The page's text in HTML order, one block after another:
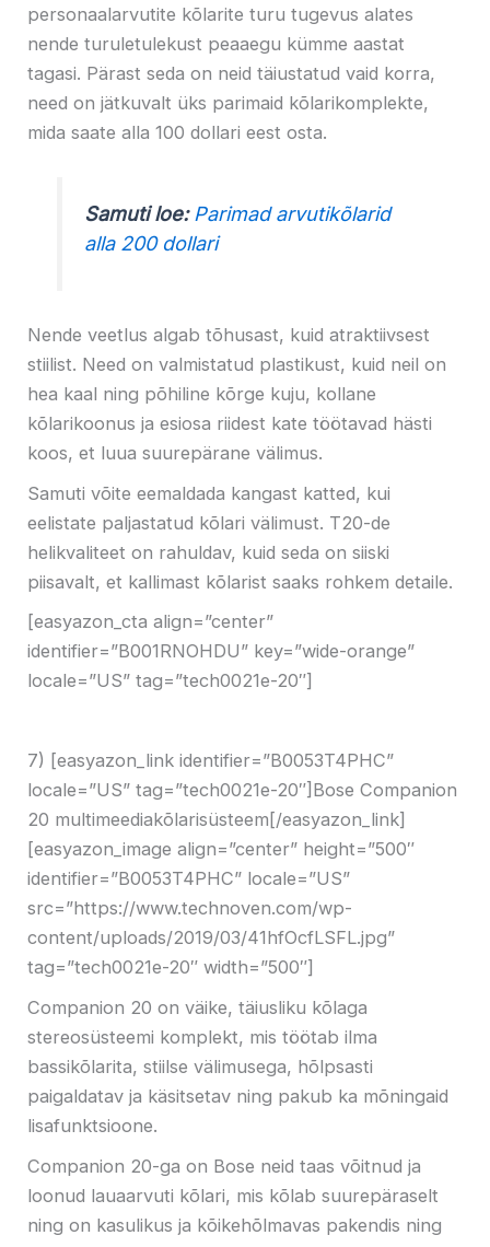
personaalarvutite kõlarite turu tugevus alates
nende turuletulekust peaaegu kümme aastat
tagasi. Pärast seda on neid täiustatud vaid korra,
need on jätkuvalt üks parimaid kõlarikomplekte,
mida saate alla 100 dollari eest osta.
Samuti loe: Parimad arvutikõlarid
alla 200 dollari
Nende veetlus algab tõhusast, kuid atraktiivsest
stiilist. Need on valmistatud plastikust, kuid neil on
hea kaal ning põhiline kõrge kuju, kollane
kõlarikoonus ja esiosa riidest kate töötavad hästi
koos, et luua suurepärane välimus.
Samuti võite eemaldada kangast katted, kui
eelistate paljastatud kõlari välimust. T20-de
helikvaliteet on rahuldav, kuid seda on siiski
piisavalt, et kallimast kõlarist saaks rohkem detaile.
[easyazon_cta align=”center”
identifier=”B001RNOHDU” key=”wide-orange”
locale=”US” tag=”tech0021e-20″]
7) [easyazon_link identifier=”B0053T4PHC”
locale=”US” tag=”tech0021e-20″]Bose Companion
20 multimeediakõlarisüsteem[/easyazon_link]
[easyazon_image align=”center” height=”500″
identifier=”B0053T4PHC” locale=”US”
src=”https://www.technoven.com/wp-
content/uploads/2019/03/41hfOcfLSFL.jpg”
tag=”tech0021e-20″ width=”500″]
Companion 20 on väike, täiusliku kõlaga
stereosüsteemi komplekt, mis töötab ilma
bassikõlarita, stiilse välimusega, hõlpsasti
paigaldatav ja käsitsetav ning pakub ka mõningaid
lisafunktsioone.
Companion 20-ga on Bose neid taas võitnud ja
loonud lauaarvuti kõlari, mis kõlab suurepäraselt
ning on kasulikus ja kõikehõlmavas pakendis ning